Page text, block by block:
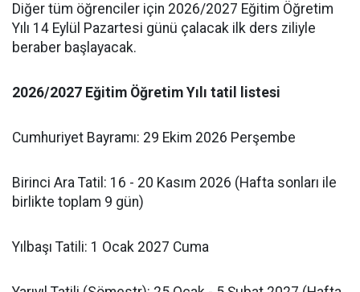
Diğer tüm öğrenciler için 2026/2027 Eğitim Öğretim
Yılı 14 Eylül Pazartesi günü çalacak ilk ders ziliyle
beraber başlayacak.
2026/2027 Eğitim Öğretim Yılı tatil listesi
Cumhuriyet Bayramı: 29 Ekim 2026 Perşembe
Birinci Ara Tatil: 16 - 20 Kasım 2026 (Hafta sonları ile
birlikte toplam 9 gün)
Yılbaşı Tatili: 1 Ocak 2027 Cuma